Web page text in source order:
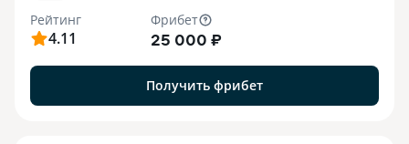
Рейтинг
4.11
Фрибет
25 000 ₽
Получить фрибет